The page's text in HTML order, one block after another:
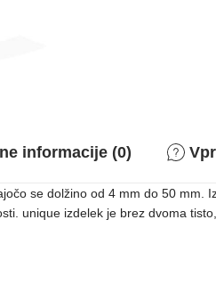
informacije (0)
se dolžino od 4 mm do 50
unique izdelek je brez dvoma